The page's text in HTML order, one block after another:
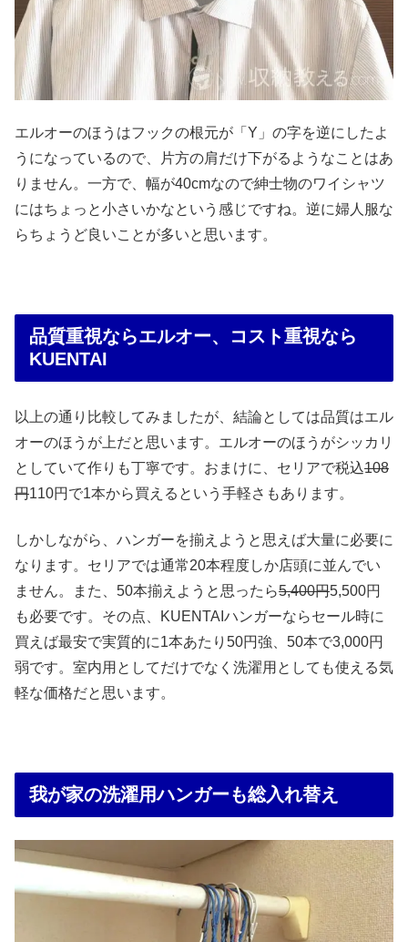
エルオーのほうはフックの根元が「Y」の字を逆にしたよ
うになっているので、片方の肩だけ下がるようなことはあ
りません。一方で、幅が40cmなので紳士物のワイシャツ
にはちょっと小さいかなという感じですね。逆に婦人服な
らちょうど良いことが多いと思います。
品質重視ならエルオー、コスト重視なら
KUENTAI
以上の通り比較してみましたが、結論としては品質はエル
オーのほうが上だと思います。エルオーのほうがシッカリ
としていて作りも丁寧です。おまけに、セリアで税込108
円110円で1本から買えるという手軽さもあります。
しかしながら、ハンガーを揃えようと思えば大量に必要に
なります。セリアでは通常20本程度しか店頭に並んでい
ません。また、50本揃えようと思ったら5,400円5,500円
も必要です。その点、KUENTAIハンガーならセール時に
買えば最安で実質的に1本あたり50円強、50本で3,000円
弱です。室内用としてだけでなく洗濯用としても使える気
軽な価格だと思います。
我が家の洗濯用ハンガーも総入れ替え